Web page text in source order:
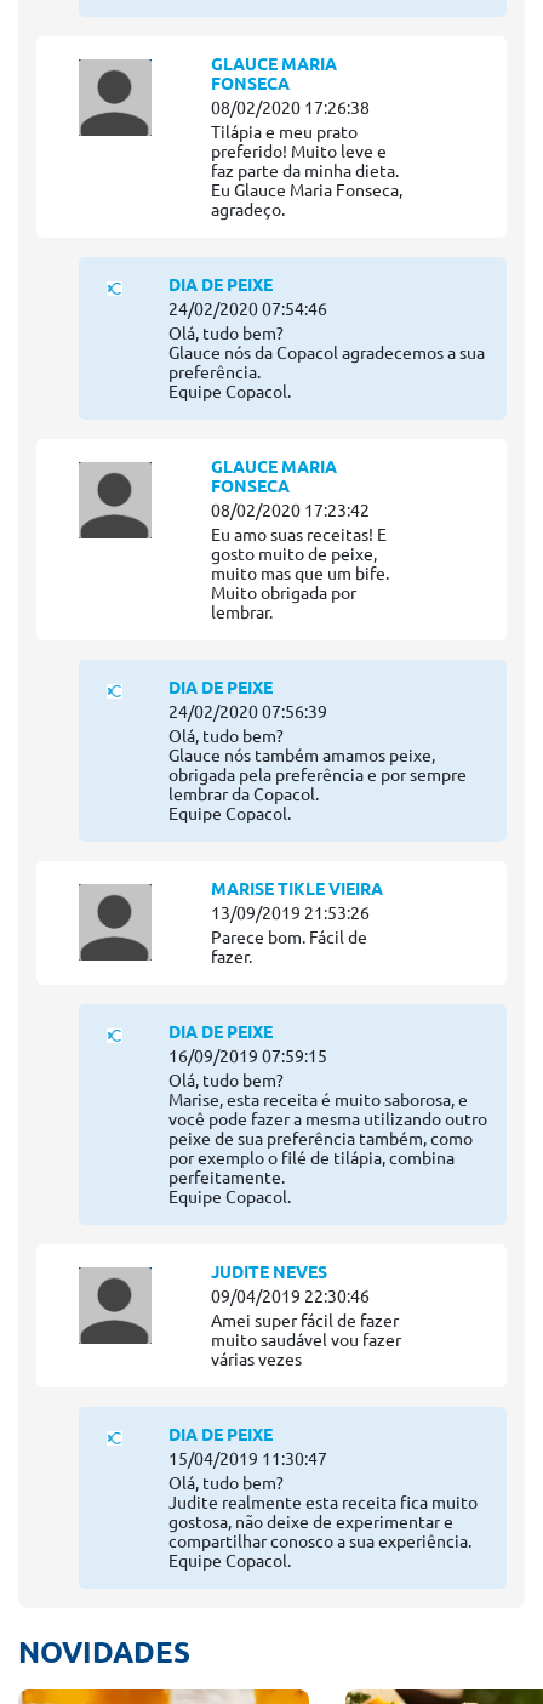
GLAUCE MARIA
FONSECA
08/02/2020 17:26:38
Tilápia e meu prato
preferido! Muito leve e
faz parte da minha dieta.
Eu Glauce Maria Fonseca,
agradeço.
DIA DE PEIXE
24/02/2020 07:54:46
Olá, tudo bem?
Glauce nós da Copacol agradecemos a sua
preferência.
Equipe Copacol.
GLAUCE MARIA
FONSECA
08/02/2020 17:23:42
Eu amo suas receitas! E
gosto muito de peixe,
muito mas que um bife.
Muito obrigada por
lembrar.
DIA DE PEIXE
24/02/2020 07:56:39
Olá, tudo bem?
Glauce nós também amamos peixe,
obrigada pela preferência e por sempre
lembrar da Copacol.
Equipe Copacol.
MARISE TIKLE VIEIRA
13/09/2019 21:53:26
Parece bom. Fácil de
fazer.
DIA DE PEIXE
16/09/2019 07:59:15
Olá, tudo bem?
Marise, esta receita é muito saborosa, e
você pode fazer a mesma utilizando outro
peixe de sua preferência também, como
por exemplo o filé de tilápia, combina
perfeitamente.
Equipe Copacol.
JUDITE NEVES
09/04/2019 22:30:46
Amei super fácil de fazer
muito saudável vou fazer
várias vezes
DIA DE PEIXE
15/04/2019 11:30:47
Olá, tudo bem?
Judite realmente esta receita fica muito
gostosa, não deixe de experimentar e
compartilhar conosco a sua experiência.
Equipe Copacol.
NOVIDADES